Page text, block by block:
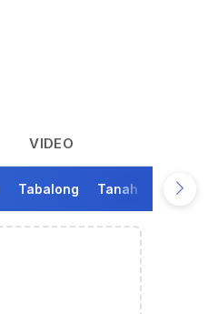
VIDEO
Tabalong Tanah Bumbu